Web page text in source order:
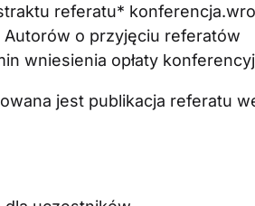
referatu*
o przyjęciu referatów
wniesienia opłaty
jest publikacja referatu